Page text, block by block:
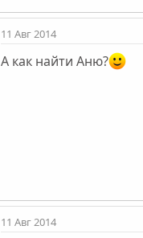
11 Авг 2014
А как найти Аню?
11 Авг 2014